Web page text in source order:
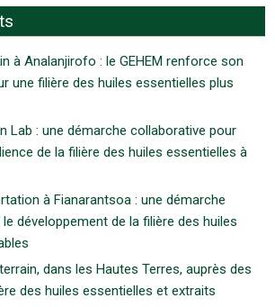
à Analanjirofo : le GEHEM renforce son
une filière des huiles essentielles plus
Lab : une démarche collaborative pour
de la filière des huiles essentielles à
à Fianarantsoa : une démarche
développement de la filière des huiles
dans les Hautes Terres, auprès des
des huiles essentielles et extraits